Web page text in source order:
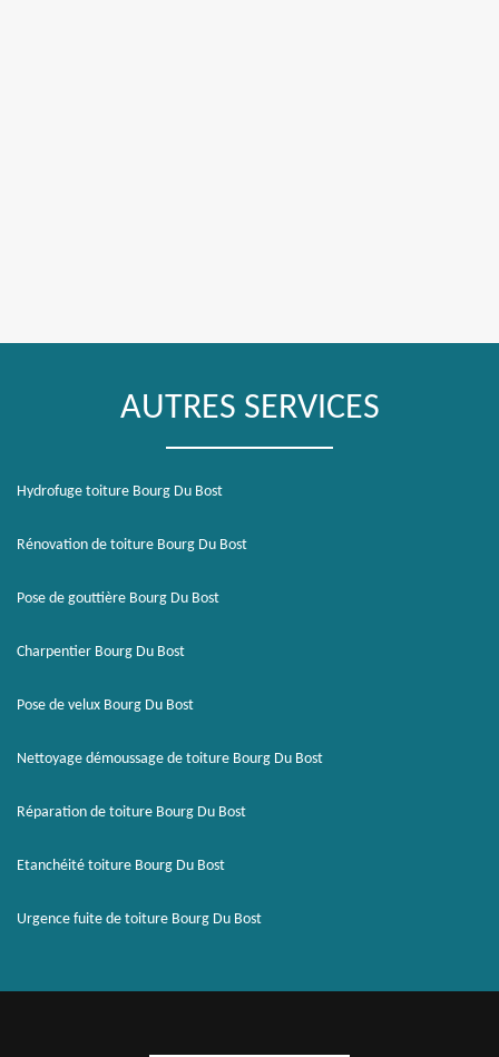
AUTRES SERVICES
Hydrofuge toiture Bourg Du Bost
Rénovation de toiture Bourg Du Bost
Pose de gouttière Bourg Du Bost
Charpentier Bourg Du Bost
Pose de velux Bourg Du Bost
Nettoyage démoussage de toiture Bourg Du Bost
Réparation de toiture Bourg Du Bost
Etanchéité toiture Bourg Du Bost
Urgence fuite de toiture Bourg Du Bost